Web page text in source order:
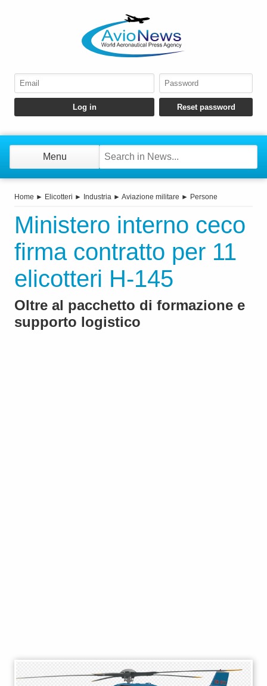
Menu
Home ► Elicotteri ► Industria ► Aviazione militare ► Persone
Ministero interno ceco
firma contratto per 11
elicotteri H-145
Oltre al pacchetto di formazione e
supporto logistico